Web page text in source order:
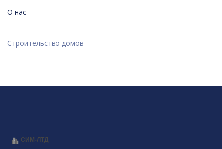
О нас
Строительство домов